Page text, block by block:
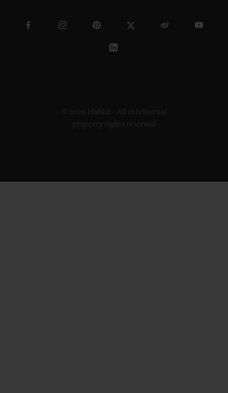
© 2026 Hublot - All intellectual
property rights reserved